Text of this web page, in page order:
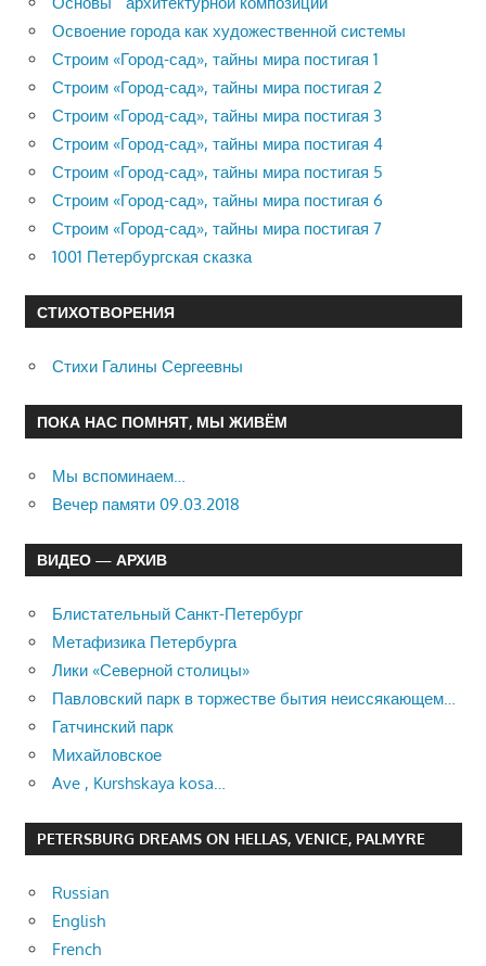
Освоение города как художественной системы
Строим «Город-сад», тайны мира постигая 1
Строим «Город-сад», тайны мира постигая 2
Строим «Город-сад», тайны мира постигая 3
Строим «Город-сад», тайны мира постигая 4
Строим «Город-сад», тайны мира постигая 5
Строим «Город-сад», тайны мира постигая 6
Строим «Город-сад», тайны мира постигая 7
1001 Петербургская сказка
СТИХОТВОРЕНИЯ
Стихи Галины Сергеевны
ПОКА НАС ПОМНЯТ, МЫ ЖИВЁМ
Мы вспоминаем…
Вечер памяти 09.03.2018
ВИДЕО — АРХИВ
Блистательный Санкт-Петербург
Метафизика Петербурга
Лики «Северной столицы»
Павловский парк в торжестве бытия неиссякающем…
Гатчинский парк
Михайловское
Ave , Kurshskaya kosa…
PETERSBURG DREAMS ON HELLAS, VENICE, PALMYRE
Russian
English
French